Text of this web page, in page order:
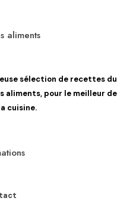
aliments
sélection de recettes du
aliments, pour le meilleur de
cuisine.